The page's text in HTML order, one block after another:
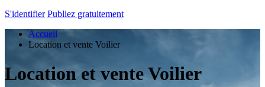
S'identifier Publiez gratuitement
Accueil
Location et vente Voilier
Location et vente Voilier